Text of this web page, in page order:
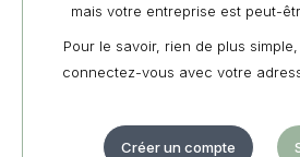
mais votre entreprise est peut-
Pour le savoir, rien de plus
connectez-vous avec votre
Créer un compte